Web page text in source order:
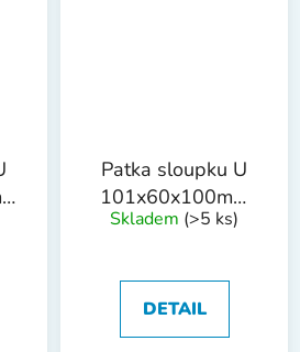
Patka sloupku U
101x60x100mm
tl.4mm trn
Skladem (>5 ks)
DETAIL